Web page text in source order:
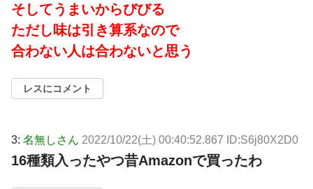
そしてうまいからびびる
ただし味は引き算系なので
合わない人は合わないと思う
レスにコメント
3: 名無しさん 2022/10/22(土) 00:40:52.867 ID:S6j80X2D0
16種類入ったやつ昔Amazonで買ったわ